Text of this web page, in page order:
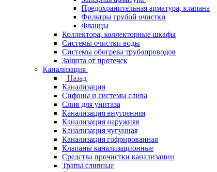
Предохранительная арматура, клапана
Фильтры грубой очистки
Фланцы
Коллектора, коллекторные шкафы
Системы очистки воды
Системы обогрева трубопроводов
Защита от протечек
Канализация
Назад
Канализация
Сифоны и системы слива
Слив для унитаза
Канализация внутренняя
Канализация наружняя
Канализация чугунная
Канализация гофрированная
Клапаны канализационные
Средства прочистки канализации
Трапы сливные